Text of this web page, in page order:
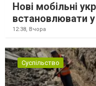
Нові мобільні
встановлювати у
12:38, Вчора
Суспільство